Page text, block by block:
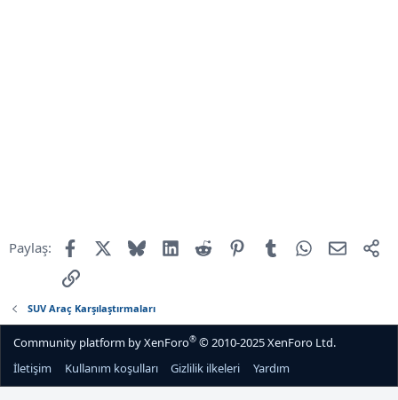
Paylaş: Facebook BlueskyLinkedIn
Reddit PinterestTumblr WhatsApp
E-mail
Link
SUV Araç Karşılaştırmaları
Community platform by XenForo® © 2010-2025 XenForo Ltd.
İletişim
Kullanım koşulları Gizlilik ilkeleri Yardım